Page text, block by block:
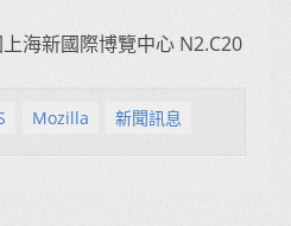
海新國際博覽中心 N2.C20
Mozilla 新聞訊息